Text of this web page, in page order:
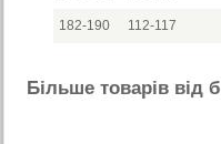
182-190 112-117
Бiльше товарiв вiд